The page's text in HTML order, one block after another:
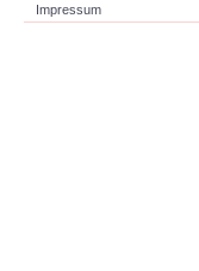
Impressum